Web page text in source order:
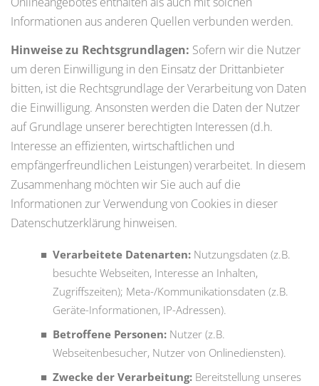
Informationen aus anderen Quellen verbunden werden.
Hinweise zu Rechtsgrundlagen: Sofern wir die Nutzer
um deren Einwilligung in den Einsatz der Drittanbieter
bitten, ist die Rechtsgrundlage der Verarbeitung von Daten
die Einwilligung. Ansonsten werden die Daten der Nutzer
auf Grundlage unserer berechtigten Interessen (d.h.
Interesse an effizienten, wirtschaftlichen und
empfängerfreundlichen Leistungen) verarbeitet. In diesem
Zusammenhang möchten wir Sie auch auf die
Informationen zur Verwendung von Cookies in dieser
Datenschutzerklärung hinweisen.
Verarbeitete Datenarten:Nutzungsdaten (z.B.
besuchte Webseiten, Interesse an Inhalten,
Zugriffszeiten); Meta-/Kommunikationsdaten (z.B.
Geräte-Informationen, IP-Adressen).
Betroffene Personen:Nutzer (z.B.
Webseitenbesucher, Nutzer von Onlinediensten).
Zwecke der Verarbeitung:Bereitstellung unseres